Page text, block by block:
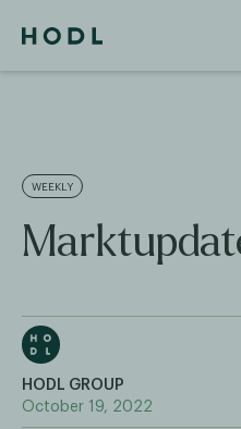
WEEKLY
HODL GROUP
October 19, 2022